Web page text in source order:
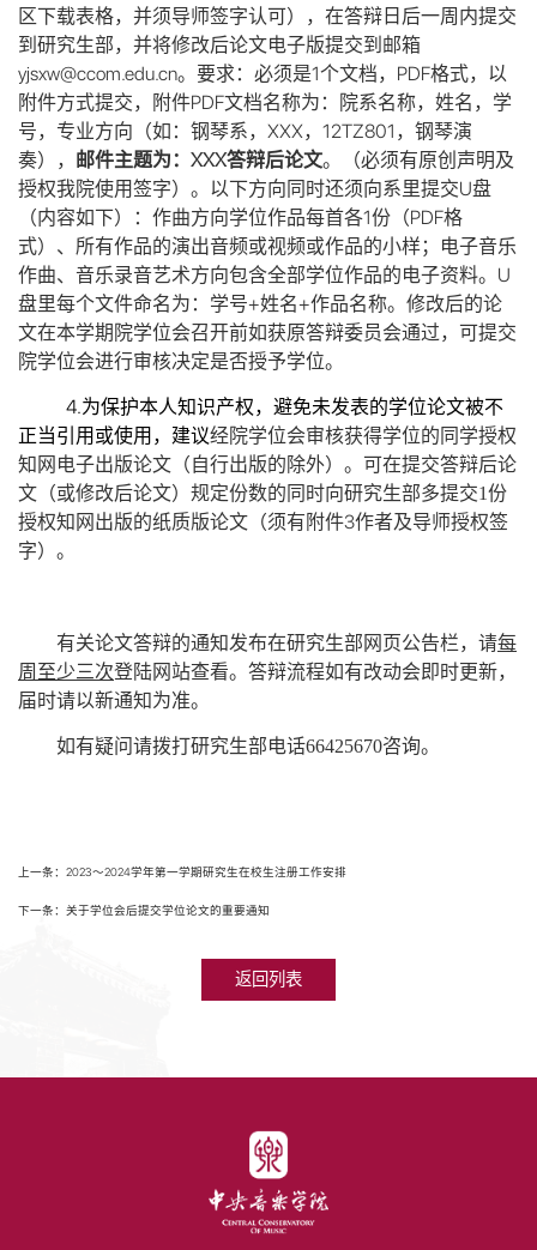
区下载表格，并须导师签字认可），在答辩日后一周内提交
到研究生部，并将修改后论文电子版提交到邮箱
yjsxw@ccom.edu.cn。要求：必须是1个文档， PDF格式，以
附件方式提交，附件PDF文档名称为：院系名称，姓名，学
号，专业方向（如：钢琴系， XXX， 12TZ801 ，钢琴演
奏）， 邮件主题为： XXX答辩后论文。（必须有原创声明及
授权我院使用签字）。以下方向同时还须向系里提交U盘
（内容如下）：作曲方向学位作品每首各1份（PDF格
式）、所有作品的演出音频或视频或作品的小样；电子音乐
作曲、音乐录音艺术方向包含全部学位作品的电子资料。 U
盘里每个文件命名为：学号+姓名+作品名称。修改后的论
文在本学期院学位会召开前如获原答辩委员会通过，可提交
院学位会进行审核决定是否授予学位。
4.为保护本人知识产权，避免未发表的学位论文被不
正当引用或使用，建议经院学位会审核获得学位的同学授权
知网电子出版论文（自行出版的除外）。可在提交答辩后论
文（或修改后论文）规定份数的同时向研究生部多提交1份
授权知网出版的纸质版论文（须有 附件3作者及导师授权签
字）。
有关论文答辩的通知发布在研究生部网页公告栏，请每
周至少三次登陆网站查看。答辩流程如有改动会即时更新，
届时请以新通知为准。
如有疑问请拨打研究生部电话66425670咨询。
上一条：2023～2024学年第一学期研究生在校生注册工作安排
下一条：关于学位会后提交学位论文的重要通知
返回列表